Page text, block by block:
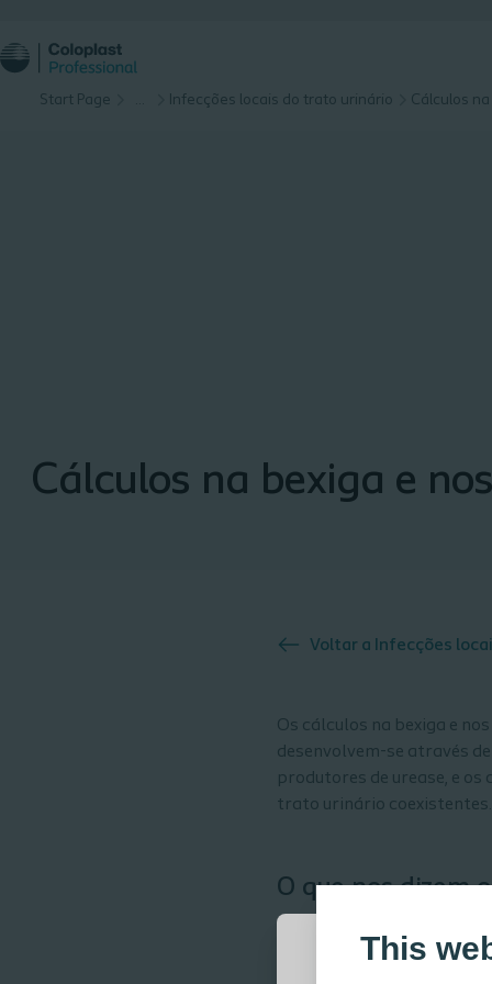
This
Start Page Infecções locais do trato urinário Cálculos
Cálculos na bexiga e
Voltar a Infecções
Os cálculos na bexiga e
desenvolvem-se através
produtores de urease, e
trato urinário
O que nos dizem
De acordo com a